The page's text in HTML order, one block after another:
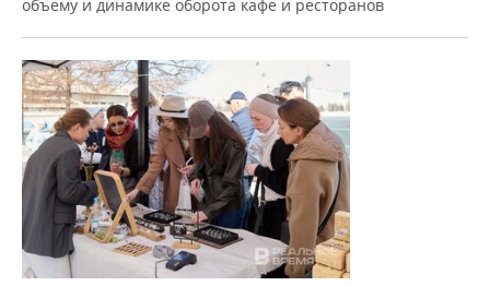
объему и динамике оборота кафе и ресторанов